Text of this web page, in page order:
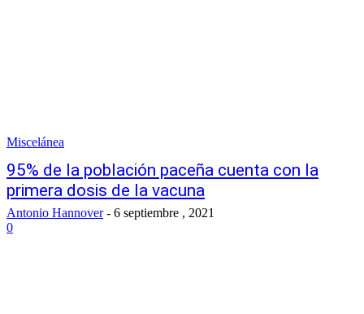
Miscelánea
95% de la población paceña cuenta con la
primera dosis de la vacuna
Antonio Hannover - 6 septiembre , 2021
0